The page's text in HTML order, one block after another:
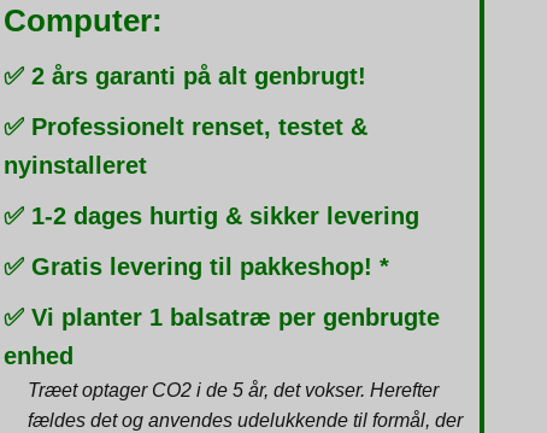
Computer:
✅ 2 års garanti på alt genbrugt!
✅ Professionelt renset, testet &
nyinstalleret
✅ 1-2 dages hurtig & sikker levering
✅ Gratis levering til pakkeshop! *
✅ Vi planter 1 balsatræ per genbrugte
enhed
Træet optager CO2 i de 5 år, det vokser. Herefter
fældes det og anvendes udelukkende til formål, der